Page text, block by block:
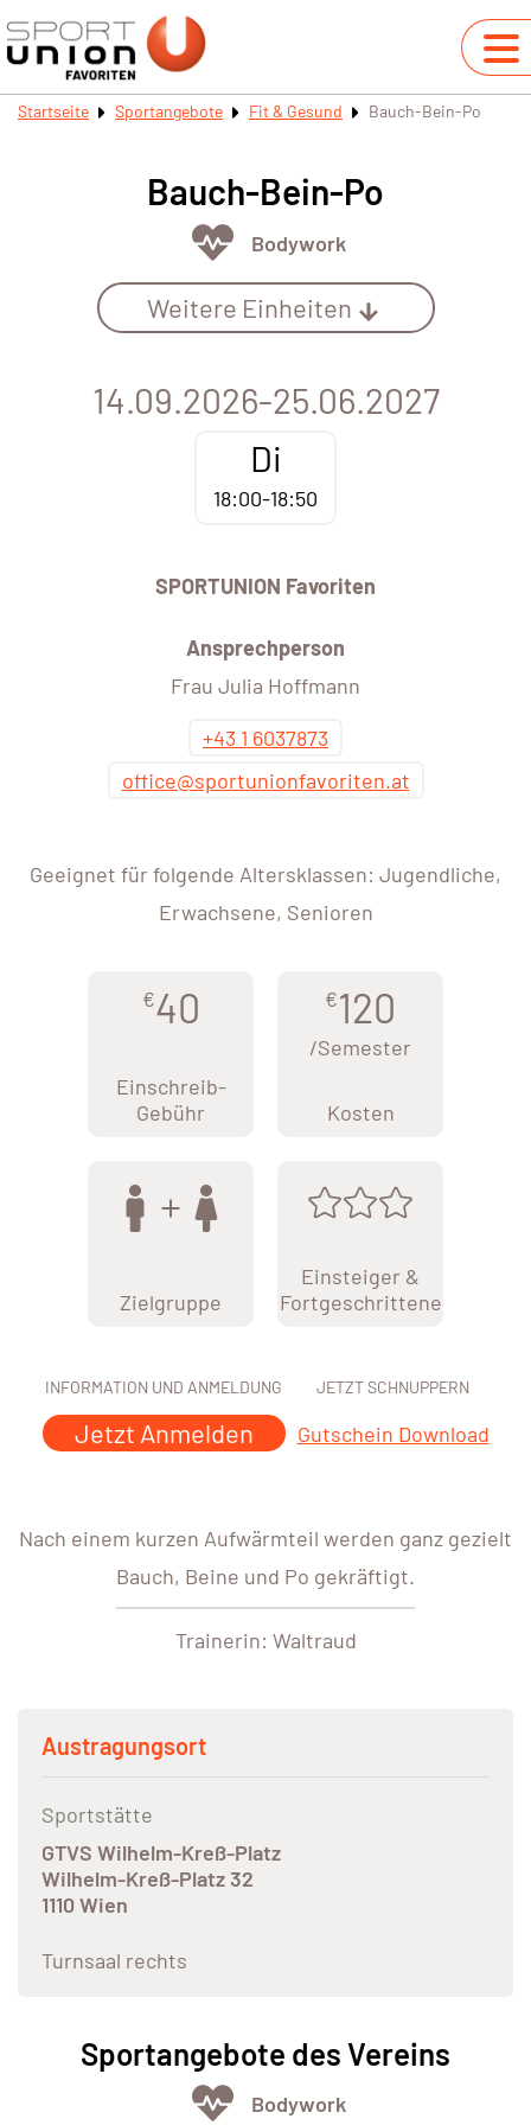
Startseite Sportangebote Fit & Gesund Bauch-Bein-Po
Bauch-Bein-Po
Bodywork
Weitere Einheiten
14.09.2026-25.06.2027
Di
18:00-18:50
SPORTUNION Favoriten
Ansprechperson
Frau Julia Hoffmann
+43 1 6037873
office@sportunionfavoriten.at
Geeignet für folgende Altersklassen: Jugendliche,
Erwachsene, Senioren
€40
Einschreib-
Gebühr
€120
/Semester
Kosten
Zielgruppe
Einsteiger &
Fortgeschrittene
INFORMATION UND ANMELDUNG
Jetzt Anmelden
JETZT SCHNUPPERN
Gutschein Download
Nach einem kurzen Aufwärmteil werden ganz gezielt
Bauch, Beine und Po gekräftigt.
Trainerin: Waltraud
Austragungsort
Sportstätte
GTVS Wilhelm-Kreß-Platz
Wilhelm-Kreß-Platz 32
1110 Wien
Turnsaal rechts
Sportangebote des Vereins
Bodywork